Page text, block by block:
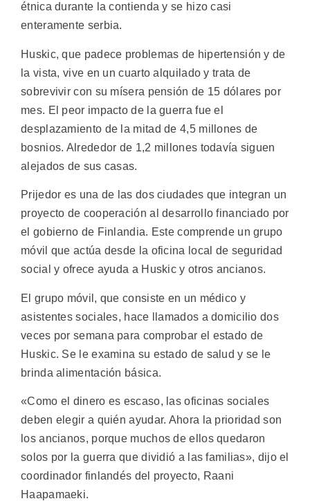
étnica durante la contienda y se hizo casi
enteramente serbia.
Huskic, que padece problemas de hipertensión y de
la vista, vive en un cuarto alquilado y trata de
sobrevivir con su mísera pensión de 15 dólares por
mes. El peor impacto de la guerra fue el
desplazamiento de la mitad de 4,5 millones de
bosnios. Alrededor de 1,2 millones todavía siguen
alejados de sus casas.
Prijedor es una de las dos ciudades que integran un
proyecto de cooperación al desarrollo financiado por
el gobierno de Finlandia. Este comprende un grupo
móvil que actúa desde la oficina local de seguridad
social y ofrece ayuda a Huskic y otros ancianos.
El grupo móvil, que consiste en un médico y
asistentes sociales, hace llamados a domicilio dos
veces por semana para comprobar el estado de
Huskic. Se le examina su estado de salud y se le
brinda alimentación básica.
«Como el dinero es escaso, las oficinas sociales
deben elegir a quién ayudar. Ahora la prioridad son
los ancianos, porque muchos de ellos quedaron
solos por la guerra que dividió a las familias», dijo el
coordinador finlandés del proyecto, Raani
Haapamaeki.